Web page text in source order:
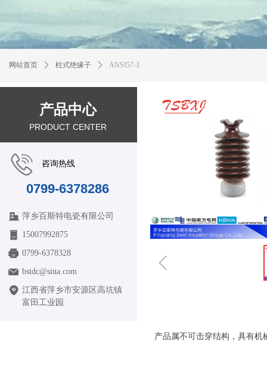
网站首页 ꄲ 柱式绝缘子 ꄲ ANSI57-3
产品中心
PRODUCT CENTER
咨询热线
0799-6378286
萍乡百斯特电瓷有限公司
15007992875
0799-6378328
bstdc@sina.com
江西省萍乡市安源区高坑镇
富田工业园
产品属不可击穿结构，具有
ꁆ